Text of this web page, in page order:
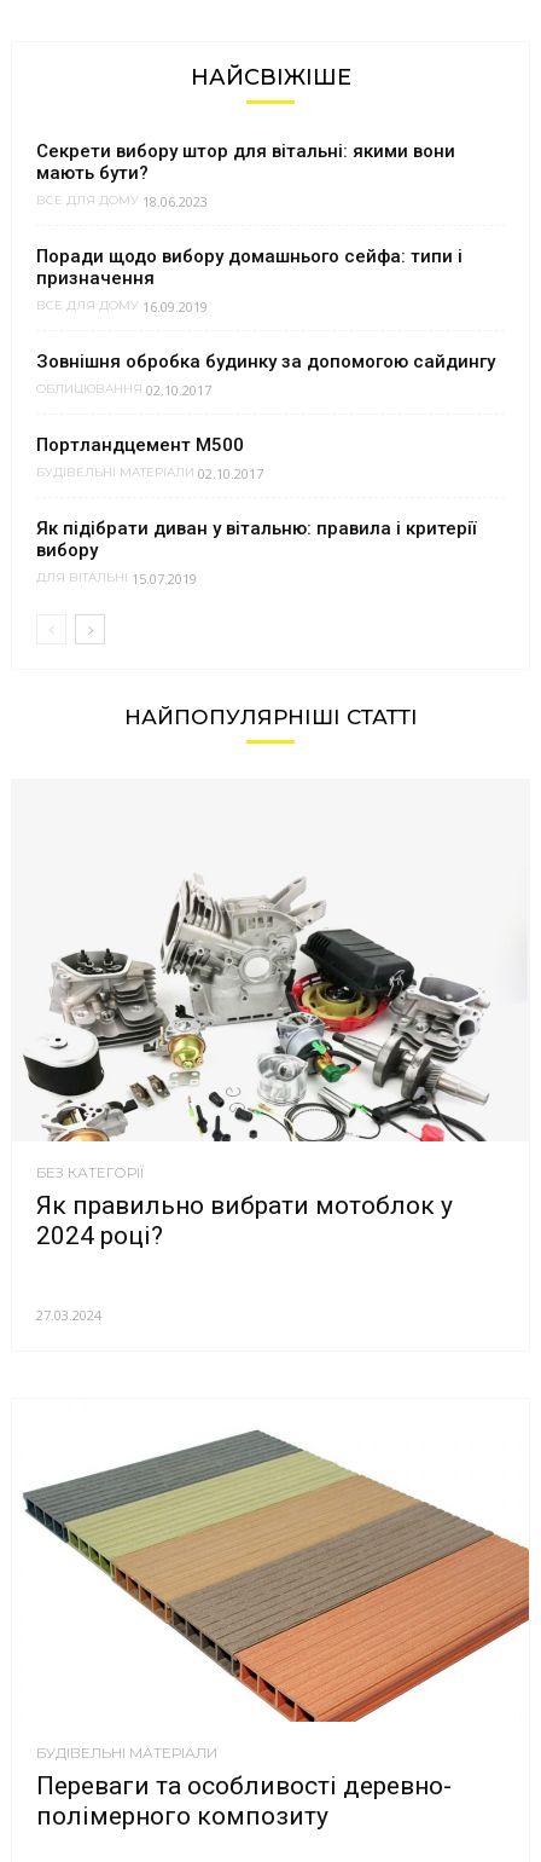
НАЙСВІЖІШЕ
Секрети вибору штор для вітальні: якими вони
мають бути?
ВСЕ ДЛЯ ДОМУ 18.06.2023
Поради щодо вибору домашнього сейфа: типи і
призначення
ВСЕ ДЛЯ ДОМУ 16.09.2019
Зовнішня обробка будинку за допомогою сайдингу
ОБЛИЦЮВАННЯ 02.10.2017
Портландцемент М500
БУДІВЕЛЬНІ МАТЕРІАЛИ 02.10.2017
Як підібрати диван у вітальню: правила і критерії
вибору
ДЛЯ ВІТАЛЬНІ 15.07.2019
НАЙПОПУЛЯРНІШІ СТАТТІ
БЕЗ КАТЕГОРІЇ
Як правильно вибрати мотоблок у
2024 році?
27.03.2024
БУДІВЕЛЬНІ МАТЕРІАЛИ
Переваги та особливості деревно-
полімерного композиту